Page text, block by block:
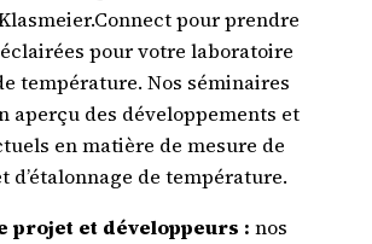
pour prendre
pour votre laboratoire
température. Nos séminaires
aperçu des développements et
en matière de mesure de
d’étalonnage de température.
projet et développeurs : nos